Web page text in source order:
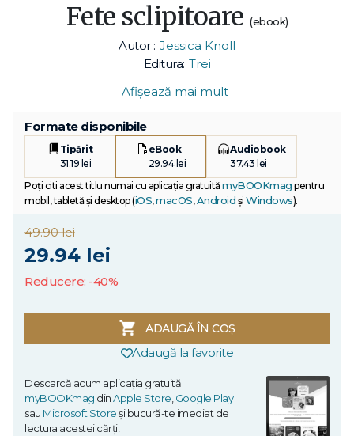
Fete sclipitoare (ebook)
Autor : Jessica Knoll
Editura: Trei
Afișează mai mult
Formate disponibile
Tipărit
31.19 lei
eBook
29.94 lei
Audiobook
37.43 lei
Poți citi acest titlu numai cu aplicația gratuitămyBOOKmag pentru
mobil, tabletă și desktop (iOS,macOS,Android și Windows).
49.90 lei
29.94 lei
Reducere: -40%
ADAUGĂ ÎN COȘ
Adaugă la favorite
Descarcă acum aplicația gratuită
myBOOKmag dinApple Store,Google Play
sau Microsoft Storeși bucură-te imediat de
lectura acestei cărți!